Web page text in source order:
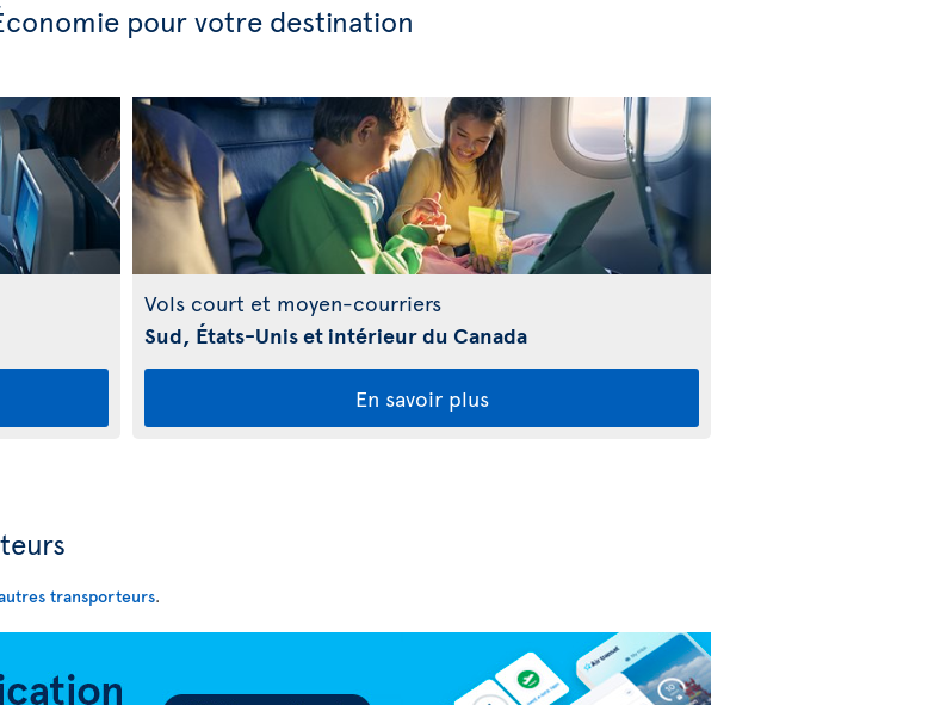
pour votre destination
Vols court et moyen-courriers
Sud, États-Unis et intérieur du Canada
En savoir plus
transporteurs.